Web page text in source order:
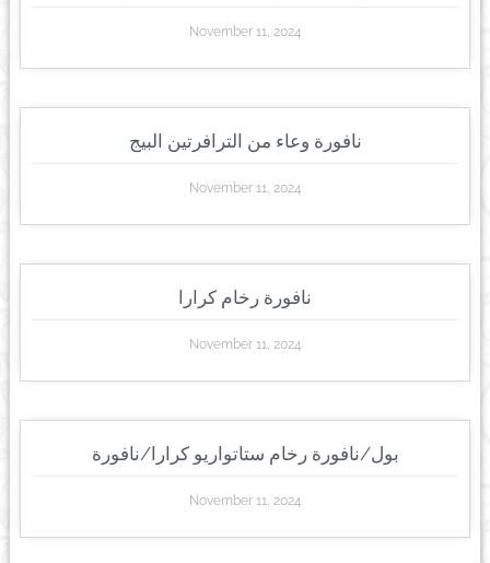
November 11, 2024
نافورة وعاء من الترافرتين البيج
November 11, 2024
نافورة رخام كرارا
November 11, 2024
بول/نافورة رخام ستاتواريو كرارا/نافورة
November 11, 2024